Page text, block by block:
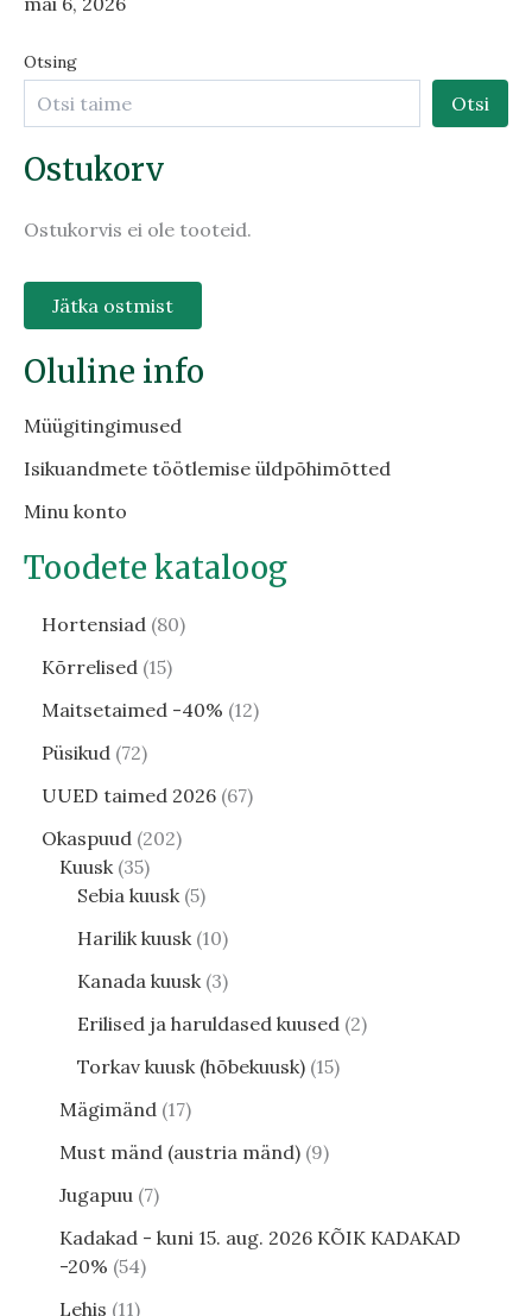
Otsing
Otsi
Ostukorv
Ostukorvis ei ole tooteid.
Jätka ostmist
Oluline info
Müügitingimused
Isikuandmete töötlemise üldpõhimõtted
Minu konto
Toodete kataloog
Hortensiad 80
Kõrrelised 15
Maitsetaimed -40% 12
Püsikud 72
UUED taimed 2026 67
Okaspuud 202
Kuusk 35
Sebia kuusk 5
Harilik kuusk 10
Kanada kuusk 3
Erilised ja haruldased kuused 2
Torkav kuusk (hõbekuusk) 15
Mägimänd 17
Must mänd (austria mänd) 9
Jugapuu 7
Kadakad - kuni 15. aug. 2026 KÕIK KADAKAD
-20% 54
Lehis 11